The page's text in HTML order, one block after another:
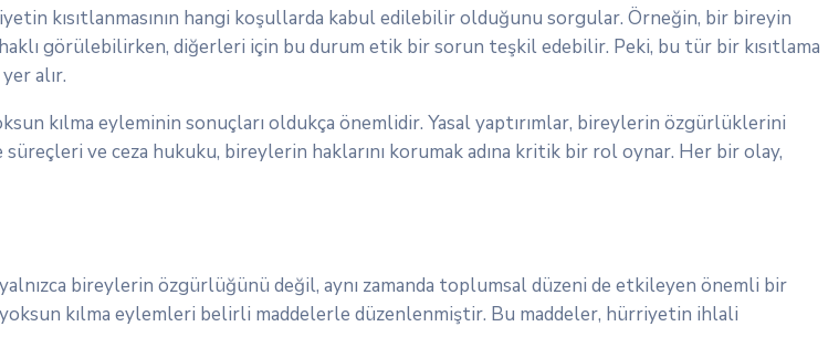
kısıtlanmasının hangi koşullarda kabul edilebilir olduğunu sorgular. Örneğin, bir bireyin
görülebilirken, diğerleri için bu durum etik bir sorun teşkil edebilir. Peki, bu tür bir kısıtlama
alır.
kılma eyleminin sonuçları oldukça önemlidir. Yasal yaptırımlar, bireylerin özgürlüklerini
ve ceza hukuku, bireylerin haklarını korumak adına kritik bir rol oynar. Her bir olay,
bireylerin özgürlüğünü değil, aynı zamanda toplumsal düzeni de etkileyen önemli bir
kılma eylemleri belirli maddelerle düzenlenmiştir. Bu maddeler, hürriyetin ihlali